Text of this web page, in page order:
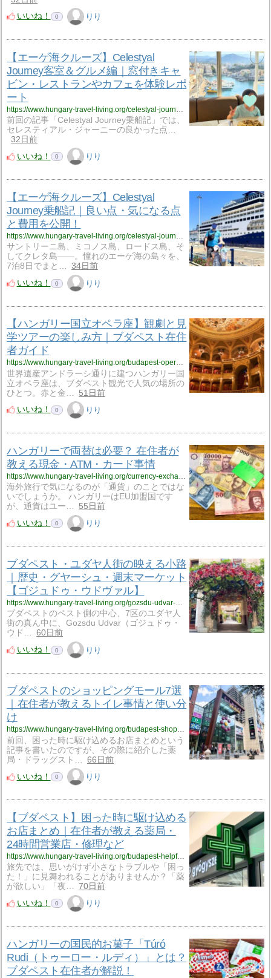
いいね！
0 りり
【エーゲ海クルーズ】Celestyal
Journey客室＆グルメ編｜窓付きキャ
ビン・レストランやカフェを体験レポ
ート
前回の記事「Celestyal Journey乗船記」では、
セレスティアル・ジャーニーの良かった点…
32日前
いいね！
0 りり
【エーゲ海クルーズ】Celestyal
Journey乗船記｜良い点・気になる点
と費用を公開！
https://www.hungary-travel-living.org/celestyal-journey-aegean-cruise-review/
サントリーニ島、ミコノス島、ロードス島、そ
してクレタ島——。憧れのエーゲ海の島々を、
7泊8日でまと…
34日前
いいね！
0 りり
【ハンガリー国立オペラ座】観劇と見
学ツアーの楽しみ方｜ブダペスト在住
者ガイド
https://www.hungary-travel-living.org/budapest-opera-house/
世界遺産アンドラーシ通りに建つハンガリー国
立オペラ座は、ブダペスト観光で人気の場所の
ひとつ。赤と金…
51日前
いいね！
0 りり
ハンガリーで両替は必要？ 在住者が
教える現金・ATM・カード事情
海外旅行で気になるのが「通貨」のことではな
いでしょうか。 ハンガリーはEU加盟国です
が、通貨はユー…
55日前
いいね！
0 りり
ブダペスト・ユダヤ人街の映える小路
｜歴史・グヤーシュ・週末マーケット
【ゴジュドゥ・ウドヴァル】
https://www.hungary-travel-living.org/gozsdu-udvar-budapest/
ブダペストのペスト側の中心、7区のユダヤ人
街の真ん中に、Gozsdu Udvar（ゴジュドゥ・
ウド…
60日前
いいね！
0 りり
ブダペストのショッピングモール7選
｜在住者が教えるトイレ事情と使い分
け
https://www.hungary-travel-living.org/budapest-shopping-malls/
前回、困った時に駆け込めるお店まとめという
記事を書いたのですが、その際に紹介した薬
局・ドラッグスト…
66日前
いいね！
0 りり
【ブダペスト】困った時に駆け込める
お店まとめ｜在住者が教える薬局・
24時間営業店・修理など
https://www.hungary-travel-living.org/budapest-helpful-shops/
旅先では、思いがけず小さなトラブルや「困っ
た！」に見舞われることがありませんか？「薬
が欲しい」「夜…
70日前
いいね！
0 りり
ハンガリーの国民的お菓子「Túró
Rudi（トゥーロー・ルディ）」とは？
ブダペスト在住者が解説！